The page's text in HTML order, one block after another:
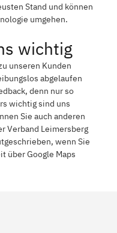
Stand und können
umgehen.
wichtig
unseren Kunden
abgelaufen
denn nur so
wichtig sind uns
Sie auch anderen
Verband Leimersberg
wenn Sie
über Google Maps